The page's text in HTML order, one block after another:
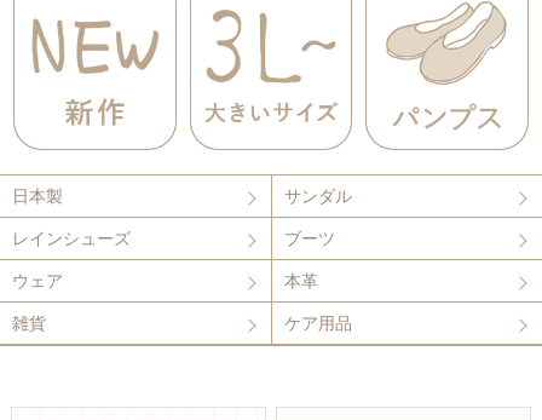
日本製 サンダル
レインシューズ ブーツ
ウェア 本革
雑貨 ケア用品